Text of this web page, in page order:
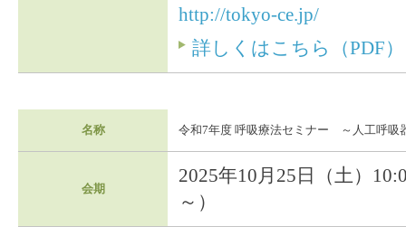
http://tokyo-ce.jp/
詳しくはこちら（PDF）
名称 令和7年度 呼吸療法セミナー ～人工呼吸
会期
2025年10月25日（土）
～）